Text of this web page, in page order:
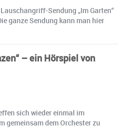
Sendung „Im Garten“
ganze Sendung kann man hier
– ein Hörspiel von
sich wieder einmal im
gemeinsam dem Orchester zu